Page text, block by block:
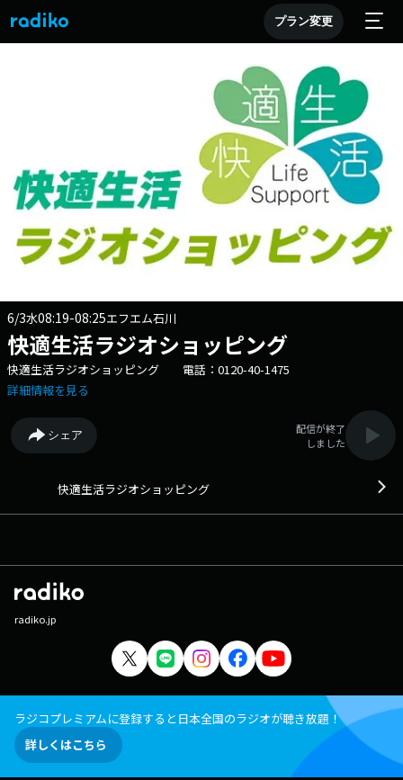
プラン変更
6/3水08:19-08:25エフエム石川
快適生活ラジオショッピング
快適生活ラジオショッピング 電話：0120-40-1475
詳細情報を見る
シェア
配信が終了
しました
快適生活ラジオショッピング
radiko.jp
ラジコプレミアムに登録すると日本全国のラジオが聴き放題！
詳しくはこちら